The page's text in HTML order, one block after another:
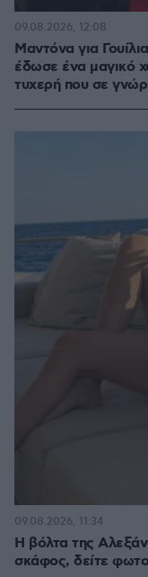
Μαντόνα για
έδωσε ένα μαγικό
τυχερή που σε
09.08.2026, 12:08
Η βόλτα της
σκάφος, δείτε
09.08.2026, 11:34